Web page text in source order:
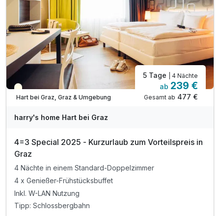
inkl. W-LAN Nutzung
Teilweise ausgelastet
Hart bei Graz, Graz & Umgebung
5 Tage | 4 Nächte
ab 239 €
Gesamt ab 477 €
harry's home Hart bei Graz
4=3 Special 2025 - Kurzurlaub zum Vorteilspreis in
Graz
4 Nächte in einem Standard-Doppelzimmer
4 x Genießer-Frühstücksbuffet
Inkl. W-LAN Nutzung
Tipp: Schlossbergbahn